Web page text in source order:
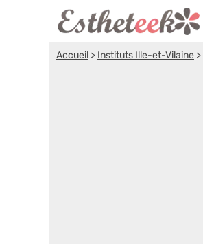
Accueil > Instituts Ille-et-Vilaine >